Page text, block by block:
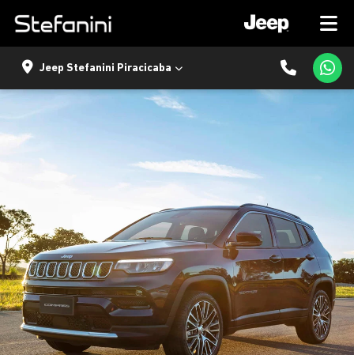
Jeep Stefanini Piracicaba